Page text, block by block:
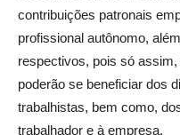
contribuições patronais
profissional autônomo,
respectivos, pois só
poderão se beneficiar dos
trabalhistas, bem como,
trabalhador e à empresa.